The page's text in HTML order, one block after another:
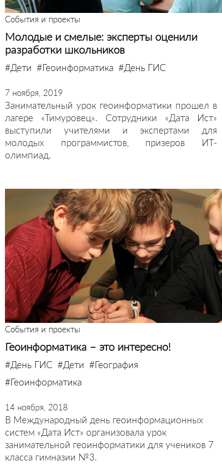
События и проекты
Молодые и смелые: эксперты оценили
разработки школьников
#Дети #Геоинформатика #День ГИС
7 ноября, 2019
Занимательный урок геоинформатики прошел в
лагере «Тимуровец». Сотрудники «Дата Ист»
выступили учителями и экспертами для
молодых программистов, призеров ИТ-
олимпиад.
События и проекты
Геоинформатика – это интересно!
#День ГИС #Дети #География
#Геоинформатика
14 ноября, 2018
В Международный день геоинформационных
систем «Дата Ист» организовала урок
занимательной геоинформатики для учеников 7
класса гимназии №3.